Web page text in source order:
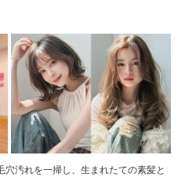
汚れを一掃し、生まれたての素髪と